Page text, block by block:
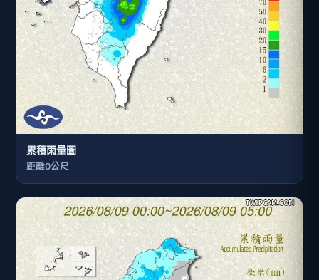
累積雨量圖
距離0公尺